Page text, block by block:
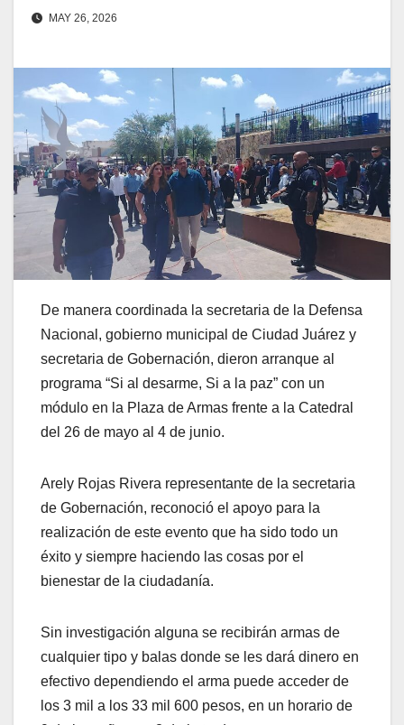
MAY 26, 2026
De manera coordinada la secretaria de la Defensa
Nacional, gobierno municipal de Ciudad Juárez y
secretaria de Gobernación, dieron arranque al
programa “Si al desarme, Si a la paz” con un
módulo en la Plaza de Armas frente a la Catedral
del 26 de mayo al 4 de junio.
Arely Rojas Rivera representante de la secretaria
de Gobernación, reconoció el apoyo para la
realización de este evento que ha sido todo un
éxito y siempre haciendo las cosas por el
bienestar de la ciudadanía.
Sin investigación alguna se recibirán armas de
cualquier tipo y balas donde se les dará dinero en
efectivo dependiendo el arma puede acceder de
los 3 mil a los 33 mil 600 pesos, en un horario de